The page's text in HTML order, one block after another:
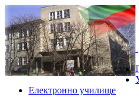
Електронно училище